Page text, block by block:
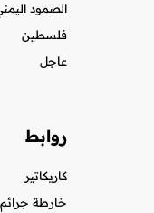
الصمود اليمني
فلسطين
عاجل
روابط
كاريكاتير
خارطة جرائم